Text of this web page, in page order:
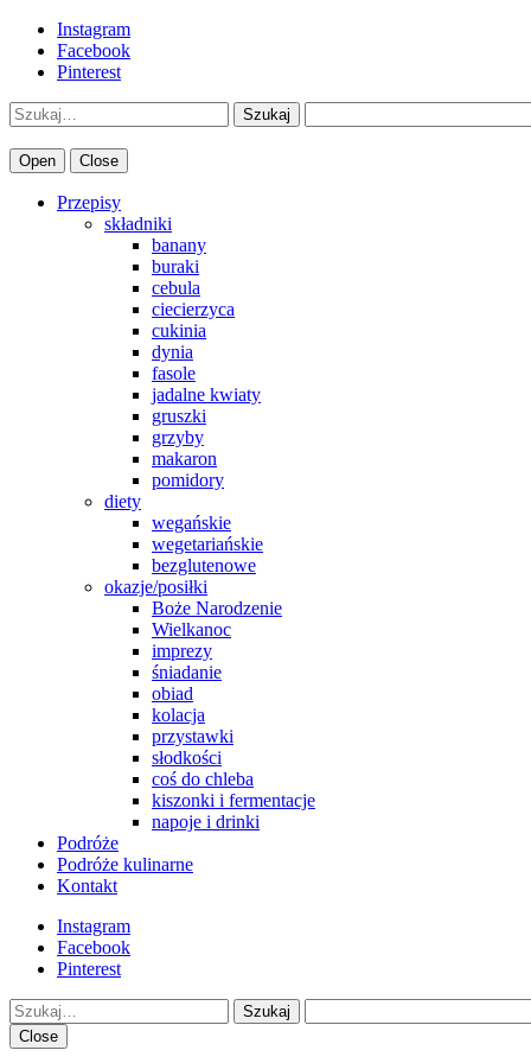
Instagram
Facebook
Pinterest
Szukaj
Open Close
Przepisy
składniki
banany
buraki
cebula
ciecierzyca
cukinia
dynia
fasole
jadalne kwiaty
gruszki
grzyby
makaron
pomidory
diety
wegańskie
wegetariańskie
bezglutenowe
okazje/posiłki
Boże Narodzenie
Wielkanoc
imprezy
śniadanie
obiad
kolacja
przystawki
słodkości
coś do chleba
kiszonki i fermentacje
napoje i drinki
Podróże
Podróże kulinarne
Kontakt
Instagram
Facebook
Pinterest
Szukaj
Close